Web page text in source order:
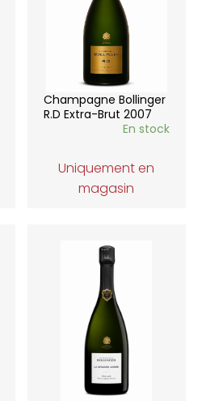
Champagne Bollinger
R.D Extra-Brut 2007
En stock
Uniquement en
magasin